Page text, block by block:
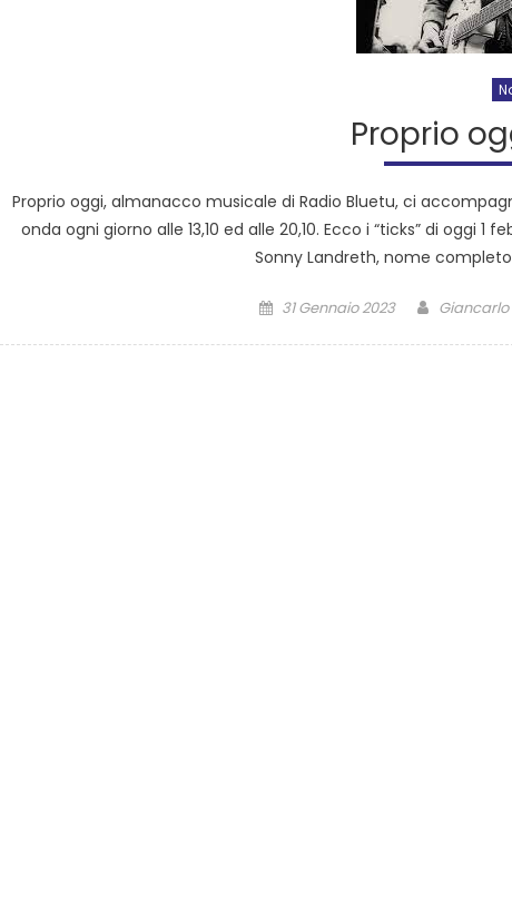
Proprio
Proprio oggi, almanacco musicale di Radio Bluetu, ci
onda ogni giorno alle 13,10 ed alle 20,10. Ecco i “ticks” di oggi 1
Sonny Landreth, nome
31 Gennaio 2023 Giancarlo